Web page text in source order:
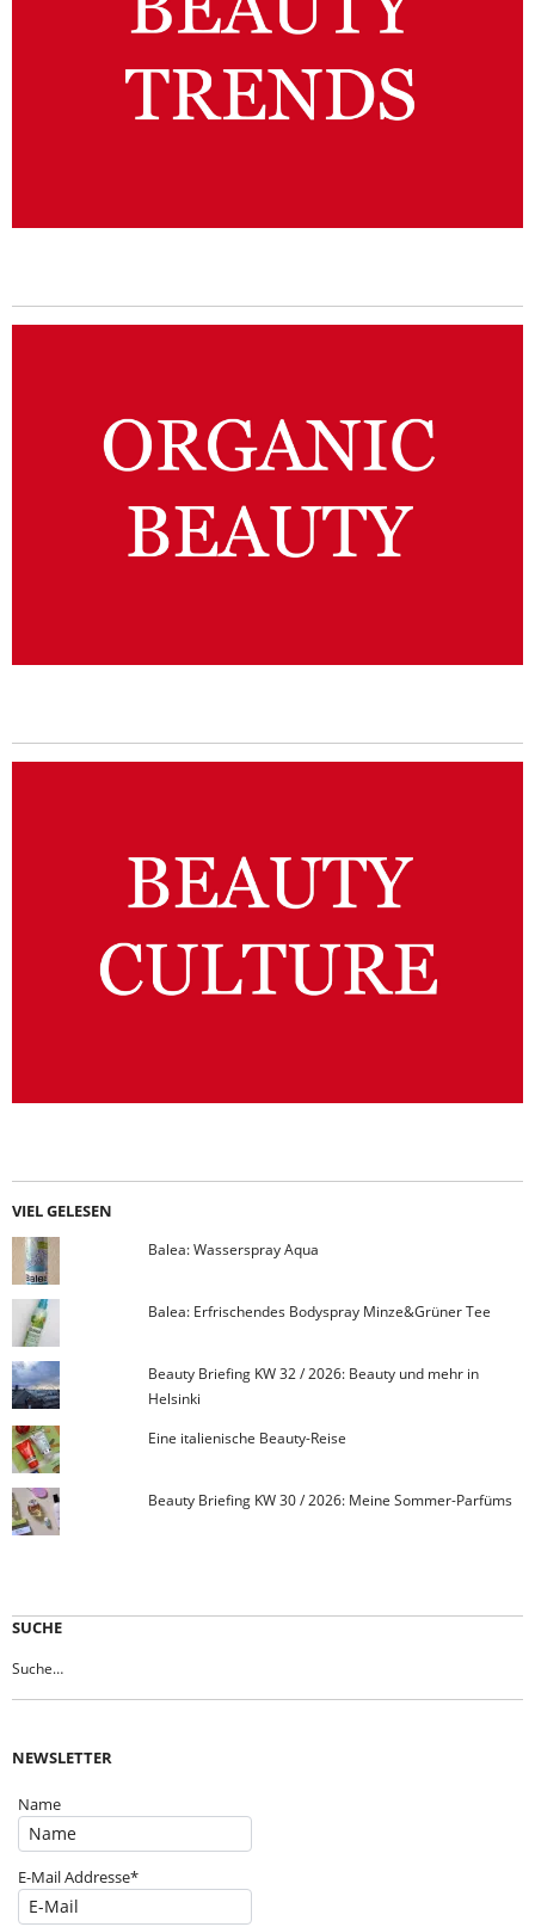
VIEL GELESEN
Balea: Wasserspray Aqua
Balea: Erfrischendes Bodyspray Minze&Grüner Tee
Beauty Briefing KW 32 / 2026: Beauty und mehr in
Helsinki
Eine italienische Beauty-Reise
Beauty Briefing KW 30 / 2026: Meine Sommer-Parfüms
SUCHE
NEWSLETTER
Name
E-Mail Addresse*